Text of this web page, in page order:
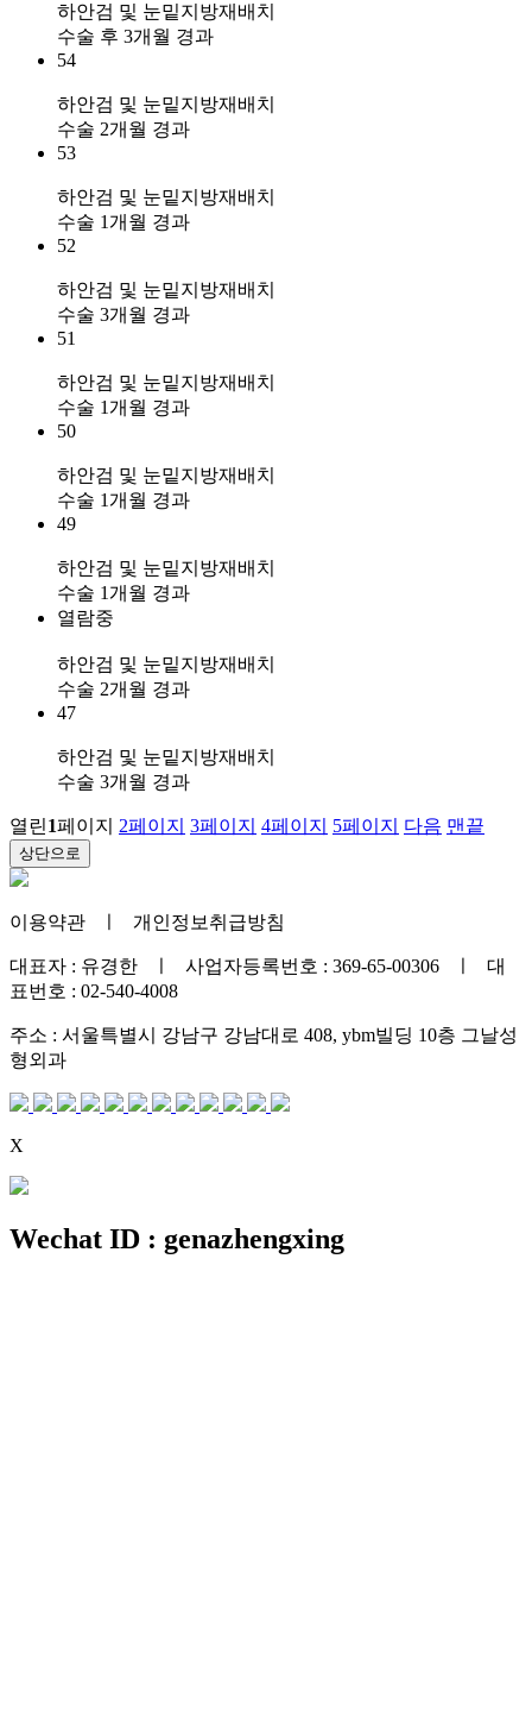
하안검 및 눈밑지방재배치
수술 후 3개월 경과
54
하안검 및 눈밑지방재배치
수술 2개월 경과
53
하안검 및 눈밑지방재배치
수술 1개월 경과
52
하안검 및 눈밑지방재배치
수술 3개월 경과
51
하안검 및 눈밑지방재배치
수술 1개월 경과
50
하안검 및 눈밑지방재배치
수술 1개월 경과
49
하안검 및 눈밑지방재배치
수술 1개월 경과
열람중
하안검 및 눈밑지방재배치
수술 2개월 경과
47
하안검 및 눈밑지방재배치
수술 3개월 경과
열린1페이지 2페이지 3페이지 4페이지 5페이지 다음 맨끝
상단으로
이용약관 개인정보취급방침
대표자 : 유경한 ㅣ 사업자등록번호 : 369-65-00306 ㅣ 대
표번호 : 02-540-4008
주소 : 서울특별시 강남구 강남대로 408, ybm빌딩 10층 그날성
형외과
X
Wechat ID : genazhengxing